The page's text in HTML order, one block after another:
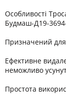
Особливості
Будмаш-Д19-
Призначений
Ефективне
неможливо
Простота